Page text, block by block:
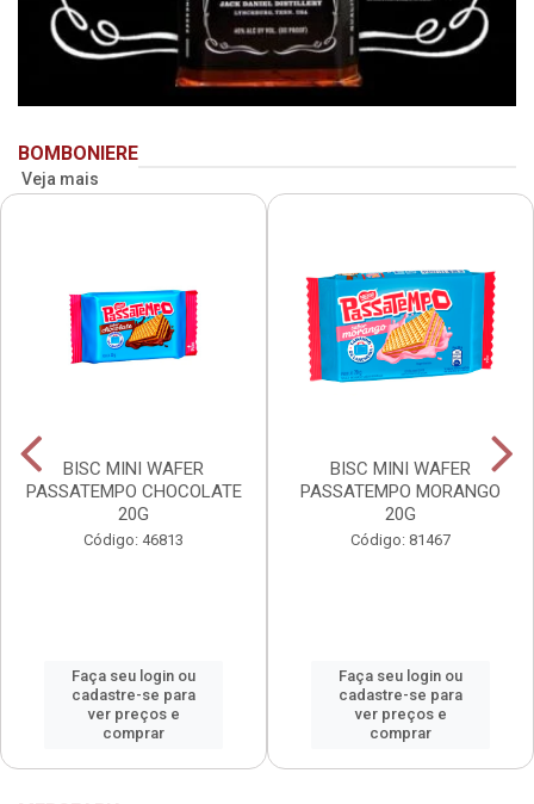
BOMBONIERE
Veja mais
BISC MINI WAFER
PASSATEMPO CHOCOLATE
20G
Código: 46813
Faça seu login ou
cadastre-se para
ver preços e
comprar
BISC MINI WAFER
PASSATEMPO MORANGO
20G
Código: 81467
Faça seu login ou
cadastre-se para
ver preços e
comprar